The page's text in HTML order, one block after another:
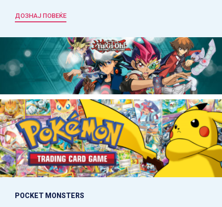
ДОЗНАЈ ПОВЕЌЕ
POCKET MONSTERS